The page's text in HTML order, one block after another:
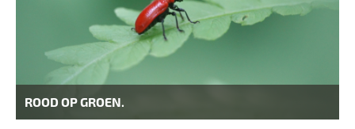
ROOD OP GROEN.